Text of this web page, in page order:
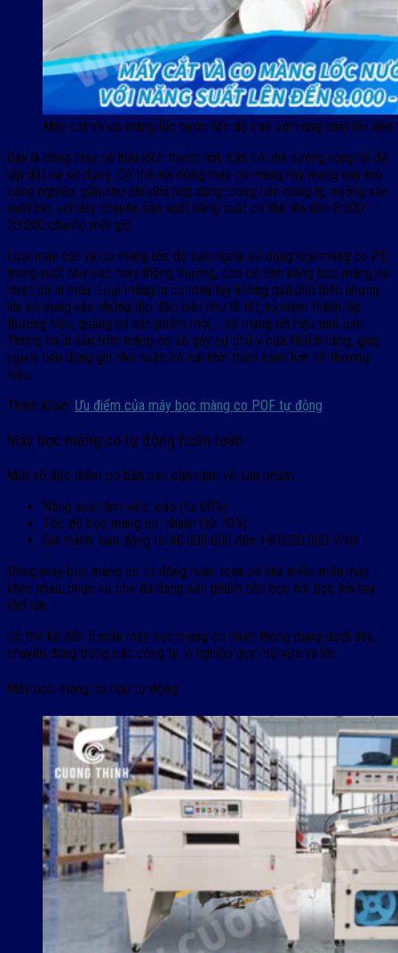
Máy cắt và co màng lốc nước tốc độ cao với năng suất lên
Đây là dòng máy sở hữu kích thước lớn, cần có nhà xưởng rộng rãi để
lắp đặt và sử dụng. Có thể nói dòng máy co màng này mang quy mô
công nghiệp, gần như chỉ phù hợp dùng trong các công ty, xưởng sản
xuất lớn, với dây chuyền sản xuất năng suất có thể lên đến 8.000 –
20.000 chai/lọ mỗi giờ.
Loại máy cắt và co màng tốc độ cao ngoài sử dụng loại màng co PE
trong suốt như các máy thông thường, còn có tính năng bọc màng co
nhiệt có in màu. Loại màng in có màu tuy không quá phổ biến nhưng
khi sử dụng vào những dịp đặc biệt như lễ tết, kỷ niệm thành lập
thương hiệu, quảng bá sản phẩm mới,… sẽ mang tới hiệu quả cao.
Thông tin in sẵn trên màng co sẽ gây sự chú ý của khách hàng, giúp
người tiêu dùng ghi nhớ hoặc có cái nhìn thiện cảm hơn về thương
hiệu.
Tham khảo: Ưu điểm của máy bọc màng co POF tự động
Máy bọc màng co tự động hoàn toàn
Một số đặc điểm cơ bản bạn cần nắm về sản phẩm:
Năng suất làm việc: cao (từ 60%)
Tốc độ bọc màng co: nhanh (từ 70%)
Giá thành: dao động từ 40.000.000 đến 190.000.000 VNĐ
Dòng máy bọc màng co tự động hoàn toàn có khá nhiều mẫu máy
khác nhau, phục vụ cho đa dạng sản phẩm cần bọc hở, bọc kín hay
khổ lớn.
Có thể kể đến 5 mẫu máy bọc màng co nhiệt thông dụng dưới đây,
chuyên dùng trong các công ty, xí nghiệp quy mô vừa và lớn.
Máy bọc màng co hộp tự động